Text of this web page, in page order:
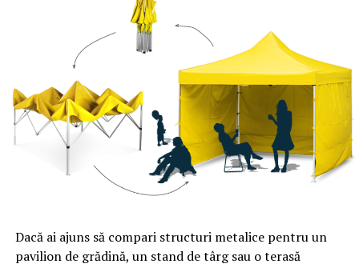
Dacă ai ajuns să compari structuri metalice pentru un
pavilion de grădină, un stand de târg sau o terasă